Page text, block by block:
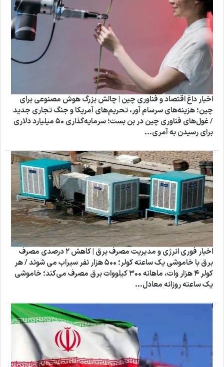
اخبار داغ اقتصاد و فناوری چین | چالش بزرگ هوش مصنوعی برای
چین؛ هزینه‌های سرسام‌ آور، تحریم‌های آمریکا و جنگ تجاری جدید
/ غول‌های فناوری چین در بن‌ بست؛ سرمایه‌گذاری ۵۰ میلیارد دلاری
برای رسیدن به آمری...
اخبار فوری انرژی و مدیریت مصرف برق | کاهش ۲ درصدی مصرف
برق با خاموشی یک‌ ساعته کولر؛ ۵۰۰ هزار نفر سیراب می‌ شوند / هر
کولر ۴ هزار وات، ماهانه ۳۰۰ کیلووات برق مصرف می‌کند؛ خاموشی
یک‌ ساعته روزانه معادل...